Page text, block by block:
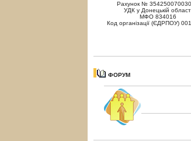
Рахунок №
УДК у Донецькій
МФО 834016
Код організації (ЄДРПОУ)
ФОРУМ